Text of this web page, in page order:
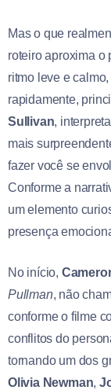
Mas o que
roteiro aproxima o
ritmo leve e
rapidamente,
Sullivan,
mais
fazer você se
Conforme a
um elemento
presença
No início,
Pullman, não
conforme o filme
conflitos do
tornando um dos
Olivia Newman,